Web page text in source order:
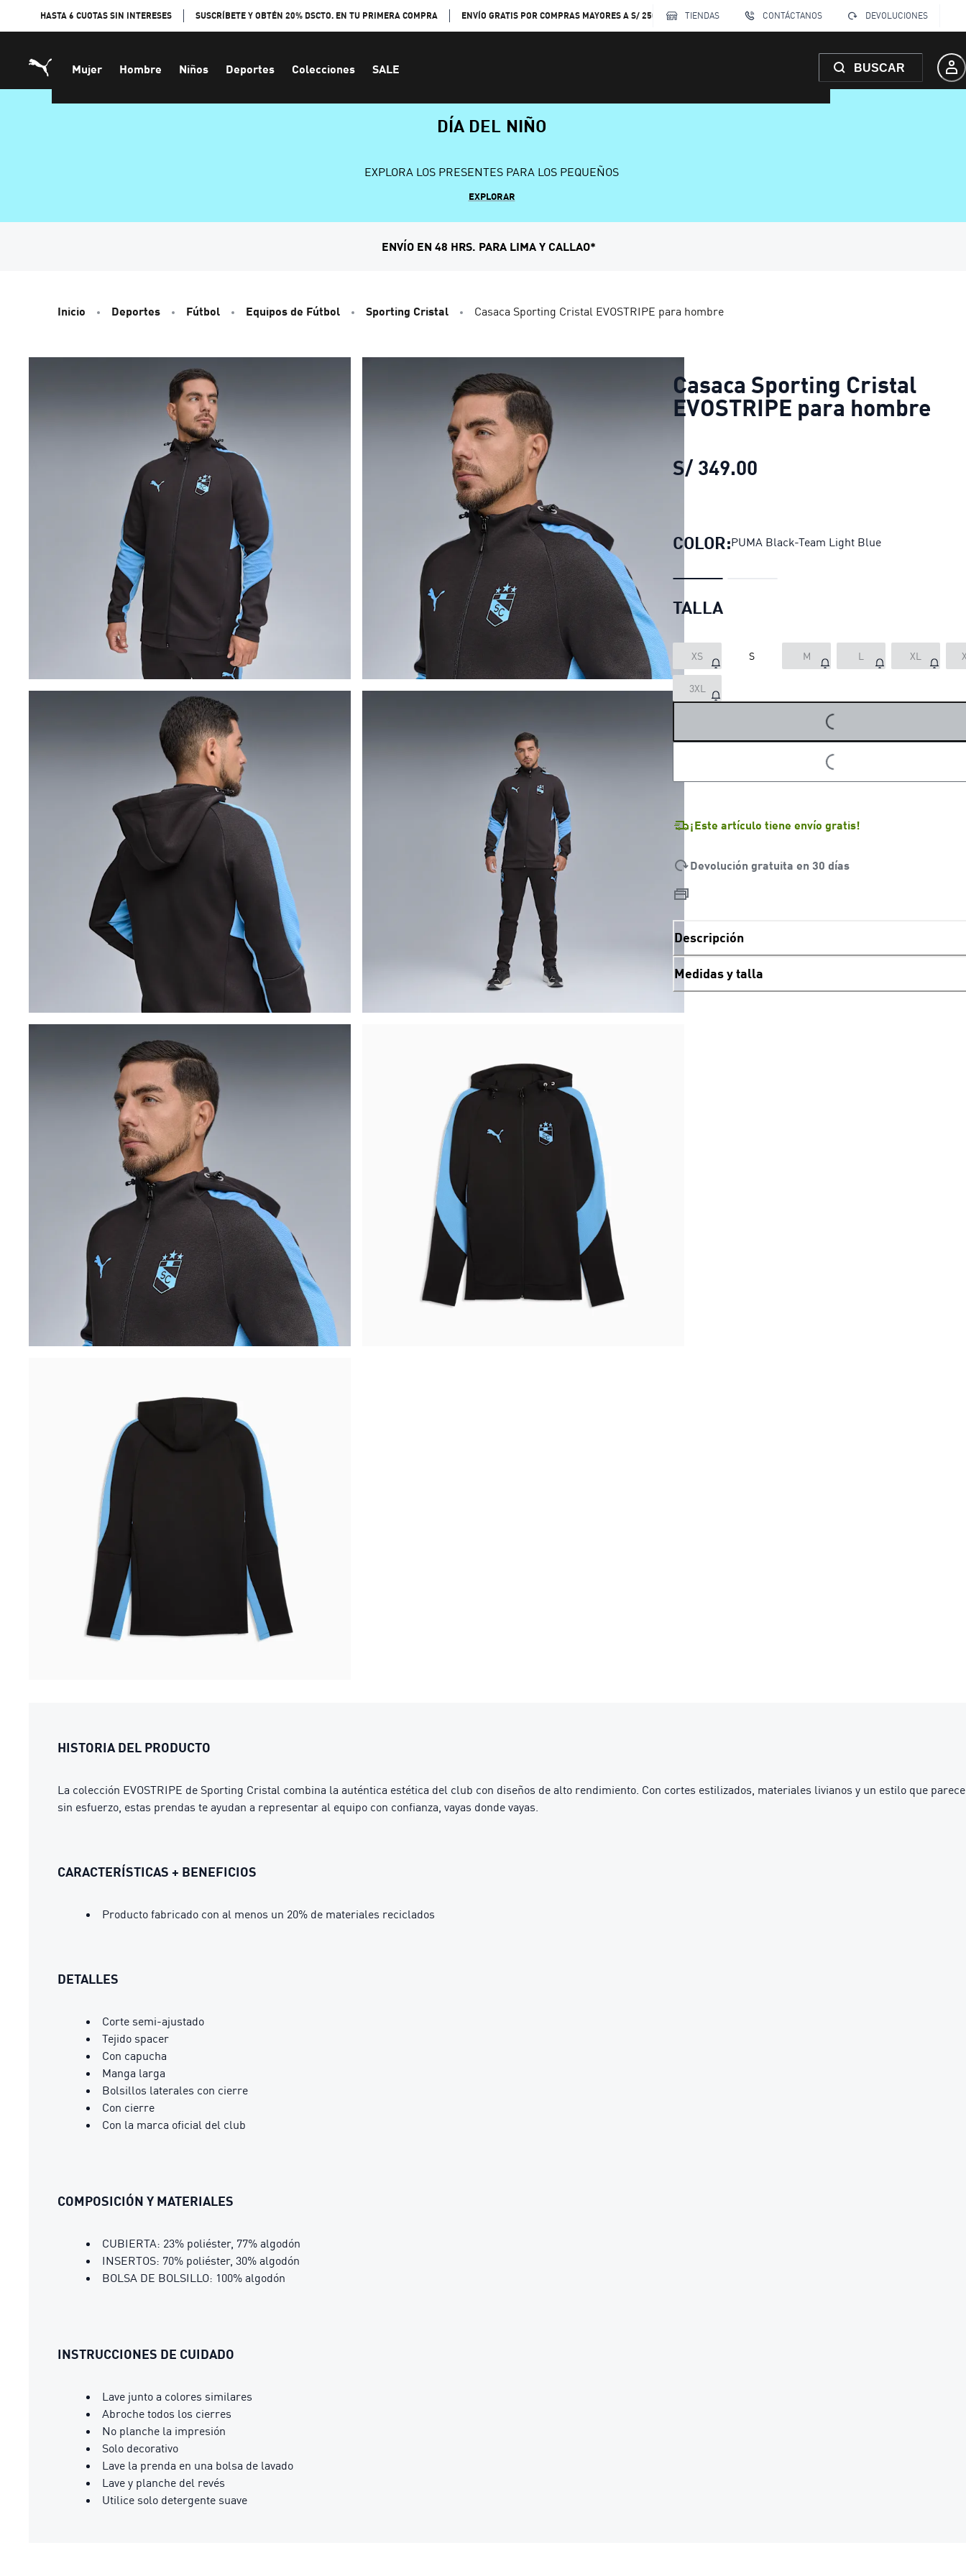
HASTA 6 CUOTAS SIN INTERESES SUSCRÍBETE Y OBTÉN 20% DSCTO. EN TU PRIMERA COMPRA ENVÍO GRATIS POR COMPRAS MAYORES A S/ 250 TIENDAS CONTÁCTANOS DEVOLUCIONES
Mujer Hombre Niños Deportes Colecciones SALE BUSCAR
DÍA DEL NIÑO
EXPLORA LOS PRESENTES PARA LOS PEQUEÑOS
EXPLORAR
ENVÍO EN 48 HRS. PARA LIMA Y CALLAO*
Inicio Deportes Fútbol Equipos de Fútbol Sporting Cristal Casaca Sporting Cristal EVOSTRIPE para hombre
Casaca Sporting Cristal
EVOSTRIPE para hombre
S/ 349.00
COLOR:PUMA Black-Team Light Blue
TALLA
XS S M L XL
3XL LOADING...
LOADING...
¡Este artículo tiene envío gratis!
Devolución gratuita en 30 días
Descripción
Medidas y talla
HISTORIA DEL PRODUCTO
La colección EVOSTRIPE de Sporting Cristal combina la auténtica estética del club con diseños de alto rendimiento. Con cortes estilizados, materiales livianos y un estilo que parece
sin esfuerzo, estas prendas te ayudan a representar al equipo con confianza, vayas donde vayas.
CARACTERÍSTICAS + BENEFICIOS
Producto fabricado con al menos un 20% de materiales reciclados
DETALLES
Corte semi-ajustado
Tejido spacer
Con capucha
Manga larga
Bolsillos laterales con cierre
Con cierre
Con la marca oficial del club
COMPOSICIÓN Y MATERIALES
CUBIERTA: 23% poliéster, 77% algodón
INSERTOS: 70% poliéster, 30% algodón
BOLSA DE BOLSILLO: 100% algodón
INSTRUCCIONES DE CUIDADO
Lave junto a colores similares
Abroche todos los cierres
No planche la impresión
Solo decorativo
Lave la prenda en una bolsa de lavado
Lave y planche del revés
Utilice solo detergente suave